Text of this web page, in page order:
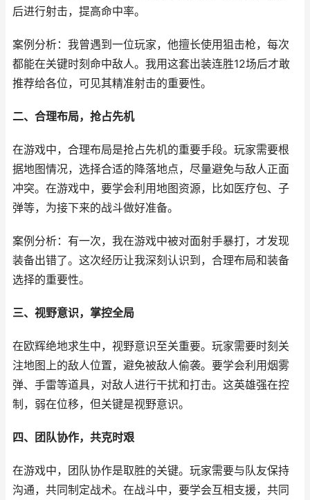
后进行射击，提高命中率。
案例分析：我曾遇到一位玩家，他擅长使用狙击枪，每次
都能在关键时刻命中敌人。我用这套出装连胜12场后才敢
推荐给各位，可见其精准射击的重要性。
二、合理布局，抢占先机
在游戏中，合理布局是抢占先机的重要手段。玩家需要根
据地图情况，选择合适的降落地点，尽量避免与敌人正面
冲突。在游戏中，要学会利用地图资源，比如医疗包、子
弹等，为接下来的战斗做好准备。
案例分析：有一次，我在游戏中被对面射手暴打，才发现
装备出错了。这次经历让我深刻认识到，合理布局和装备
选择的重要性。
三、视野意识，掌控全局
在欧辉绝地求生中，视野意识至关重要。玩家需要时刻关
注地图上的敌人位置，避免被敌人偷袭。要学会利用烟雾
弹、手雷等道具，对敌人进行干扰和打击。这英雄强在控
制，弱在位移，但关键是视野意识。
四、团队协作，共克时艰
在游戏中，团队协作是取胜的关键。玩家需要与队友保持
沟通，共同制定战术。在战斗中，要学会互相支援，共同